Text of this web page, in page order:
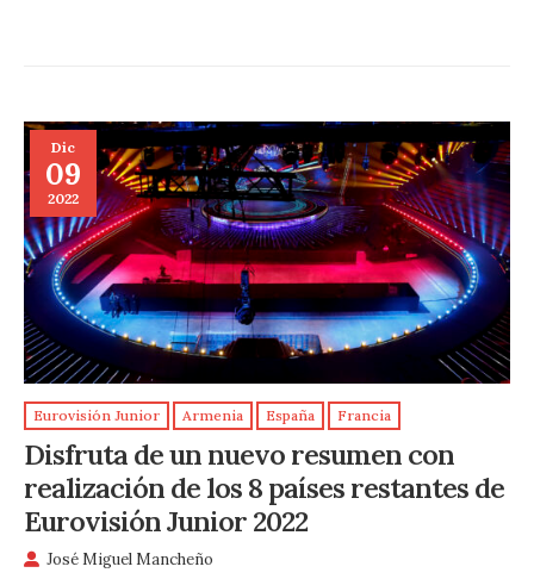
Dic
09
2022
Eurovisión Junior Armenia España Francia
Disfruta de un nuevo resumen con
realización de los 8 países restantes de
Eurovisión Junior 2022
José Miguel Mancheño